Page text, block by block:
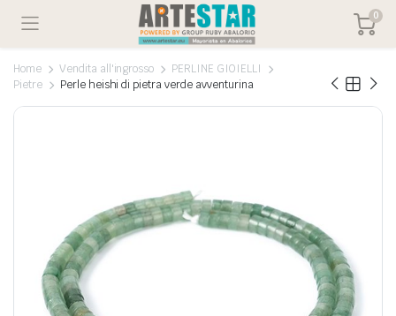
0
Home Vendita all'ingrosso
PERLINE GIOIELLI
Pietre
Perle heishi di pietra verde avventurina